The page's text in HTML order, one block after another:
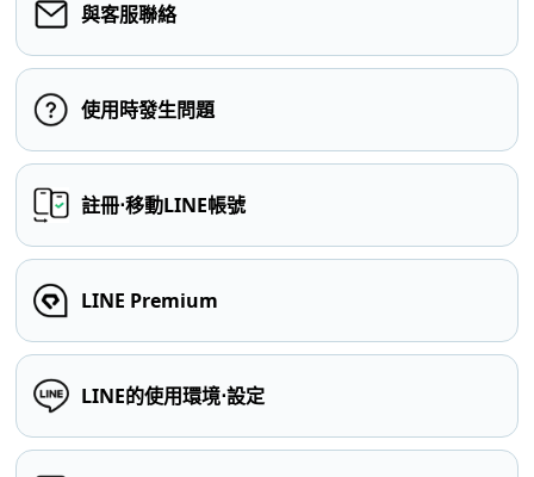
與客服聯絡
使用時發生問題
註冊⋅移動LINE帳號
LINE Premium
LINE的使用環境⋅設定